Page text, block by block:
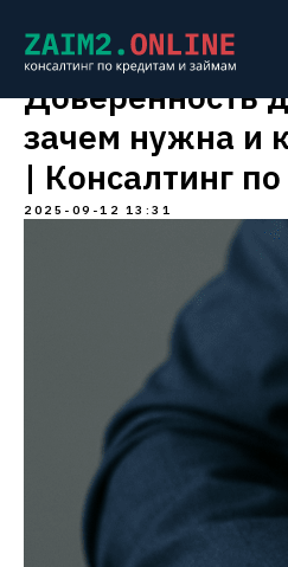
Доверенность
зачем нужна и
| Консалтинг
2025-09-12 13:31